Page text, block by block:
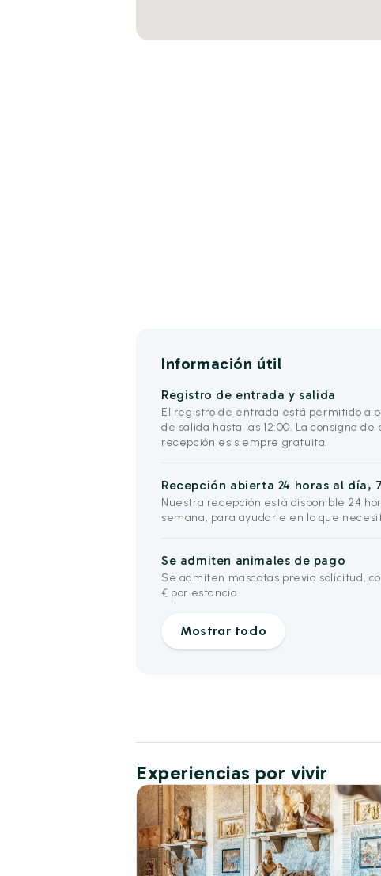
Información útil
Registro de entrada y salida
El registro de entrada está permitido a
de salida hasta las 12:00. La consigna
recepción es siempre gratuita.
Recepción abierta 24 horas al día,
Nuestra recepción está disponible 24
semana, para ayudarle en lo que
Se admiten animales de pago
Se admiten mascotas previa solicitud,
€ por estancia.
Mostrar todo
Experiencias por vivir